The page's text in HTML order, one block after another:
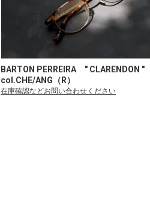
BARTON PERREIRA " CLARENDON "
col.CHE/ANG（R）
在庫確認などお問い合わせください